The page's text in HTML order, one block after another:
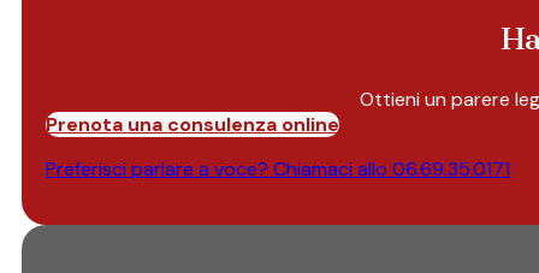
Ottieni un parere
Prenota una consulenza online
Preferisci parlare a voce? Chiamaci allo 06.69.35.0171